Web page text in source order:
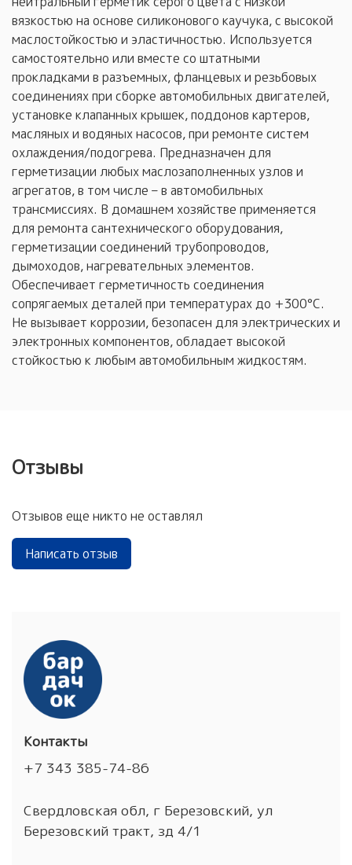
вязкостью на основе силиконового каучука, с высокой
маслостойкостью и эластичностью. Используется
самостоятельно или вместе со штатными
прокладками в разъемных, фланцевых и резьбовых
соединениях при сборке автомобильных двигателей,
установке клапанных крышек, поддонов картеров,
масляных и водяных насосов, при ремонте систем
охлаждения/подогрева. Предназначен для
герметизации любых маслозаполненных узлов и
агрегатов, в том числе – в автомобильных
трансмиссиях. В домашнем хозяйстве применяется
для ремонта сантехнического оборудования,
герметизации соединений трубопроводов,
дымоходов, нагревательных элементов.
Обеспечивает герметичность соединения
сопрягаемых деталей при температурах до +300°С.
Не вызывает коррозии, безопасен для электрических и
электронных компонентов, обладает высокой
стойкостью к любым автомобильным жидкостям.
Отзывы
Отзывов еще никто не оставлял
Написать отзыв
Контакты
+7 343 385-74-86
Свердловская обл, г Березовский, ул
Березовский тракт, зд 4/1